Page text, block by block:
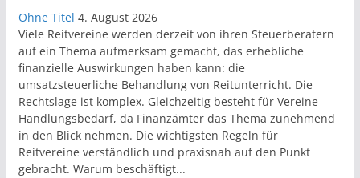
Ohne Titel 4. August 2026
Viele Reitvereine werden derzeit von ihren Steuerberatern
auf ein Thema aufmerksam gemacht, das erhebliche
finanzielle Auswirkungen haben kann: die
umsatzsteuerliche Behandlung von Reitunterricht. Die
Rechtslage ist komplex. Gleichzeitig besteht für Vereine
Handlungsbedarf, da Finanzämter das Thema zunehmend
in den Blick nehmen. Die wichtigsten Regeln für
Reitvereine verständlich und praxisnah auf den Punkt
gebracht. Warum beschäftigt...